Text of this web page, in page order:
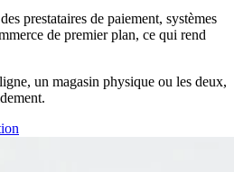
prestataires de paiement, systèmes
de premier plan, ce qui rend
un magasin physique ou les deux,